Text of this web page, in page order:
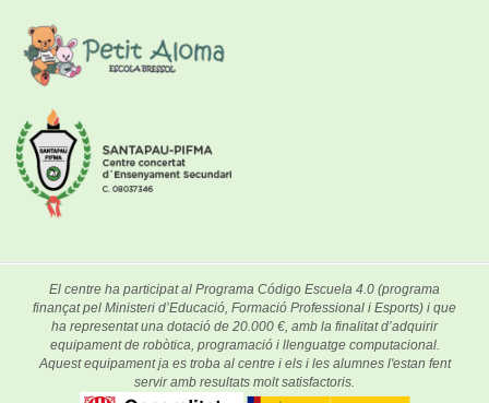
El centre ha participat al Programa Código Escuela 4.0 (programa
finançat pel Ministeri d’Educació, Formació Professional i Esports) i que
ha representat una dotació de 20.000 €, amb la finalitat d’adquirir
equipament de robòtica, programació i llenguatge computacional.
Aquest equipament ja es troba al centre i els i les alumnes l'estan fent
servir amb resultats molt satisfactoris.